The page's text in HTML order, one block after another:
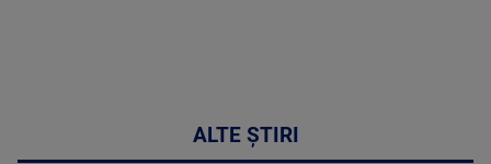
ALTE ȘTIRI